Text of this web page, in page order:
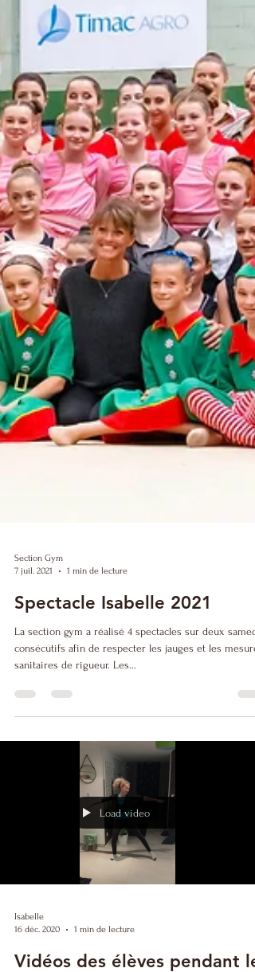
7 juil. 2021
1 min de lecture
Spectacle Isabelle 2021
La section gym a réalisé 4 spectacles sur deux
sanitaires de rigueur. Les...
Load video
Isabelle
16 déc. 2020
1 min de lecture